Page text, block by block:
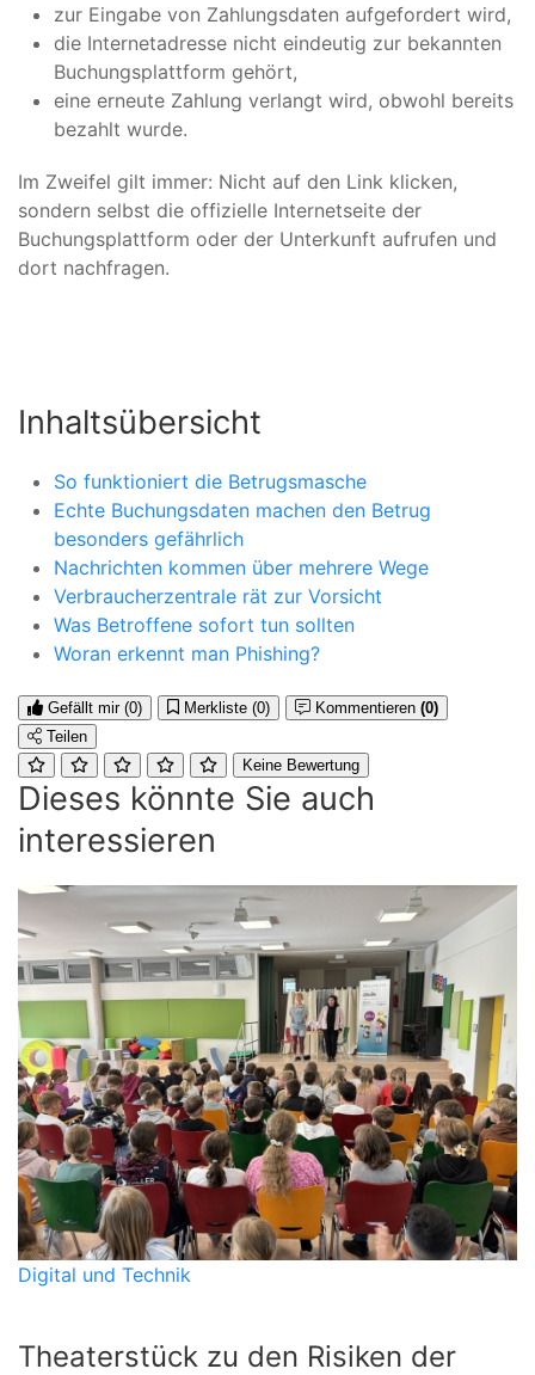
zur Eingabe von Zahlungsdaten aufgefordert wird,
die Internetadresse nicht eindeutig zur bekannten
Buchungsplattform gehört,
eine erneute Zahlung verlangt wird, obwohl bereits
bezahlt wurde.
Im Zweifel gilt immer: Nicht auf den Link klicken,
sondern selbst die offizielle Internetseite der
Buchungsplattform oder der Unterkunft aufrufen und
dort nachfragen.
Inhaltsübersicht
So funktioniert die Betrugsmasche
Echte Buchungsdaten machen den Betrug
besonders gefährlich
Nachrichten kommen über mehrere Wege
Verbraucherzentrale rät zur Vorsicht
Was Betroffene sofort tun sollten
Woran erkennt man Phishing?
Gefällt mir (0) Merkliste (0) Kommentieren (0)
Teilen
Keine Bewertung
Dieses könnte Sie auch
interessieren
Digital und Technik
Theaterstück zu den Risiken der